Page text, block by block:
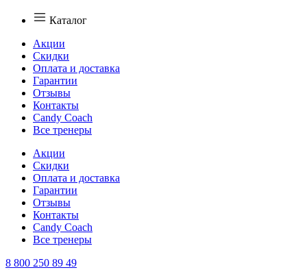
Каталог
Акции
Скидки
Оплата и доставка
Гарантии
Отзывы
Контакты
Candy Coach
Все тренеры
Акции
Скидки
Оплата и доставка
Гарантии
Отзывы
Контакты
Candy Coach
Все тренеры
8 800 250 89 49